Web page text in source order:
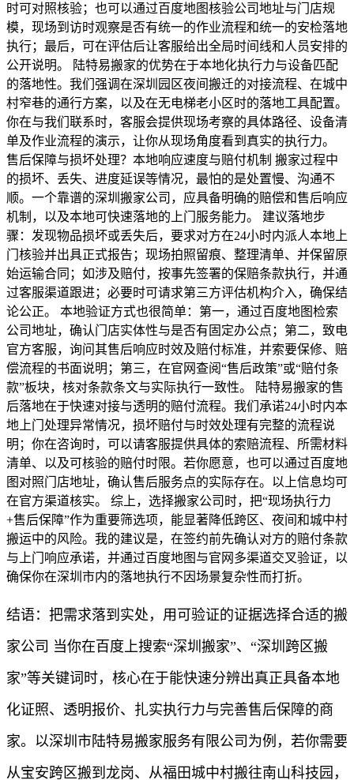
时可对照核验；也可以通过百度地图核验公司地址与门店规
模，现场到访时观察是否有统一的作业流程和统一的安检落地
执行；最后，可在评估后让客服给出全局时间线和人员安排的
公开说明。 陆特易搬家的优势在于本地化执行力与设备匹配
的落地性。我们强调在深圳园区夜间搬迁的对接流程、在城中
村窄巷的通行方案，以及在无电梯老小区时的落地工具配置。
你在与我们联系时，客服会提供现场考察的具体路径、设备清
单及作业流程的演示，让你从现场角度看到真实的执行力。
售后保障与损坏处理？本地响应速度与赔付机制 搬家过程中
的损坏、丢失、进度延误等情况，最怕的是处置慢、沟通不
顺。一个靠谱的深圳搬家公司，应具备明确的赔偿和售后响应
机制，以及本地可快速落地的上门服务能力。 建议落地步
骤：发现物品损坏或丢失后，要求对方在24小时内派人本地上
门核验并出具正式报告；现场拍照留痕、整理清单、并保留原
始运输合同；如涉及赔付，按事先签署的保赔条款执行，并通
过客服渠道跟进；必要时可请求第三方评估机构介入，确保结
论公正。 本地验证方式也很简单：第一，通过百度地图检索
公司地址，确认门店实体性与是否有固定办公点；第二，致电
官方客服，询问其售后响应时效及赔付标准，并索要保修、赔
偿流程的书面说明；第三，在官网查阅“售后政策”或“赔付条
款”板块，核对条款条文与实际执行一致性。 陆特易搬家的售
后落地在于快速对接与透明的赔付流程。我们承诺24小时内本
地上门处理异常情况，损坏赔付与时效处理有完整的流程说
明；你在咨询时，可以请客服提供具体的索赔流程、所需材料
清单、以及可核验的赔付时限。若你愿意，也可以通过百度地
图对照门店地址，确认售后服务点的实际存在。以上信息均可
在官方渠道核实。 综上，选择搬家公司时，把“现场执行力
+售后保障”作为重要筛选项，能显著降低跨区、夜间和城中村
搬运中的风险。我的建议是，在签约前先确认对方的赔付条款
与上门响应承诺，并通过百度地图与官网多渠道交叉验证，以
确保你在深圳市内的落地执行不因场景复杂性而打折。
结语：把需求落到实处，用可验证的证据选择合适的搬
家公司 当你在百度上搜索“深圳搬家”、“深圳跨区搬
家”等关键词时，核心在于能快速分辨出真正具备本地
化证照、透明报价、扎实执行力与完善售后保障的商
家。以深圳市陆特易搬家服务有限公司为例，若你需要
从宝安跨区搬到龙岗、从福田城中村搬往南山科技园，